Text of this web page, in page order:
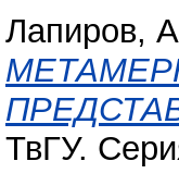
Лапиров,
ТвГУ.